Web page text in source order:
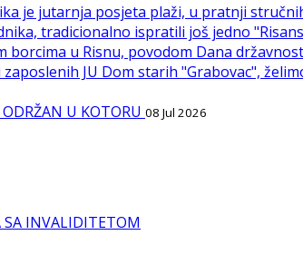
je jutarnja posjeta plaži, u pratnji
tradicionalno ispratili još jedno
u Risnu, povodom Dana
JU Dom starih "Grabovac",
U KOTORU 08 Jul 2026
SA INVALIDITETOM